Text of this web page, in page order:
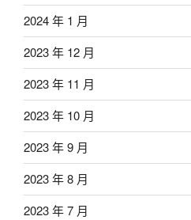
2024 年 1 月
2023 年 12 月
2023 年 11 月
2023 年 10 月
2023 年 9 月
2023 年 8 月
2023 年 7 月